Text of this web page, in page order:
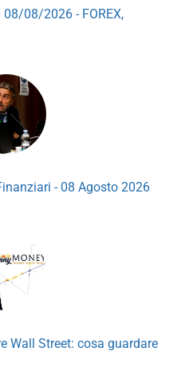
08/2026 - FOREX,
- 08 Agosto 2026
Wall Street: cosa guardare